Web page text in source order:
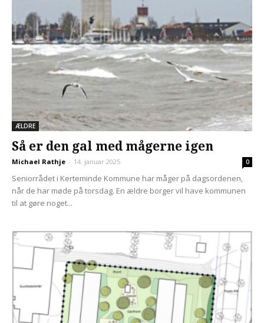
ÆLDRE
Så er den gal med mågerne igen
Michael Rathje - 14. januar 2025 0
Seniorrådet i Kerteminde Kommune har måger på dagsordenen,
når de har møde på torsdag. En ældre borger vil have kommunen
til at gøre noget...